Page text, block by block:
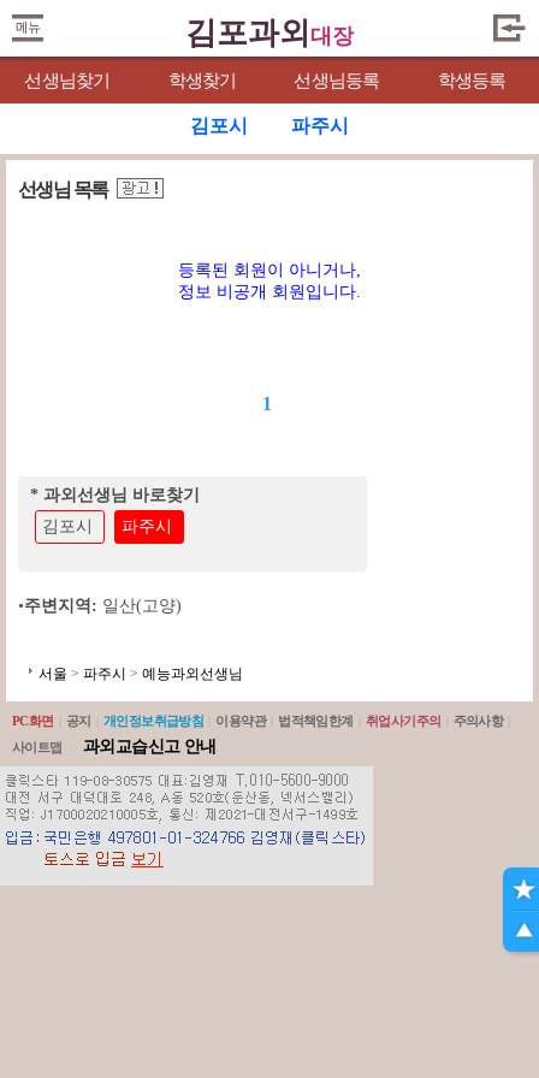
김포과외 대장
선생님찾기 학생찾기 선생님등록 학생등록
김포시 파주시
선생님 목록
등록된 회원이 아니거나,
정보 비공개 회원입니다.
1
* 과외선생님 바로찾기
김포시
파주시
•주변지역: 일산(고양)
서울 > 파주시 > 예능과외선생님
PC화면 공지 개인정보취급방침 이용약관 법적책임한계 취업사기주의 주의사항
사이트맵
과외교습신고 안내